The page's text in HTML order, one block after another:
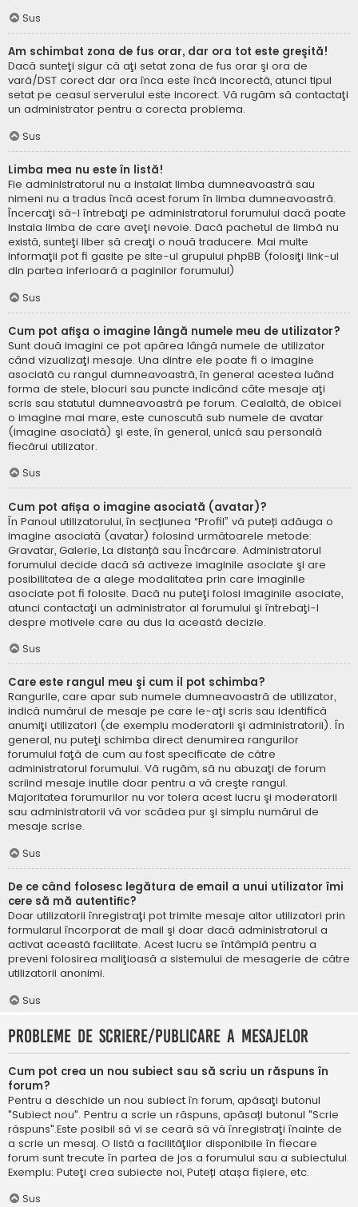
Sus
Am schimbat zona de fus orar, dar ora tot este greşită!
Dacă sunteţi sigur că aţi setat zona de fus orar şi ora de
vară/DST corect dar ora înca este încă incorectă, atunci tipul
setat pe ceasul serverului este incorect. Vă rugăm să contactaţi
un administrator pentru a corecta problema.
Sus
Limba mea nu este în listă!
Fie administratorul nu a instalat limba dumneavoastră sau
nimeni nu a tradus încă acest forum în limba dumneavoastră.
Încercaţi să-l întrebaţi pe administratorul forumului dacă poate
instala limba de care aveţi nevoie. Dacă pachetul de limbă nu
există, sunteţi liber să creaţi o nouă traducere. Mai multe
informaţii pot fi gasite pe site-ul grupului phpBB (folosiţi link-ul
din partea inferioară a paginilor forumului)
Sus
Cum pot afişa o imagine lângă numele meu de utilizator?
Sunt două imagini ce pot apărea lângă numele de utilizator
când vizualizaţi mesaje. Una dintre ele poate fi o imagine
asociată cu rangul dumneavoastră, în general acestea luând
forma de stele, blocuri sau puncte indicând câte mesaje aţi
scris sau statutul dumneavoastră pe forum. Cealaltă, de obicei
o imagine mai mare, este cunoscută sub numele de avatar
(imagine asociată) şi este, în general, unică sau personală
fiecărui utilizator.
Sus
Cum pot afișa o imagine asociată (avatar)?
În Panoul utilizatorului, în secțiunea “Profil” vă puteți adăuga o
imagine asociată (avatar) folosind următoarele metode:
Gravatar, Galerie, La distanță sau Încărcare. Administratorul
forumului decide dacă să activeze imaginile asociate şi are
posibilitatea de a alege modalitatea prin care imaginile
asociate pot fi folosite. Dacă nu puteţi folosi imaginile asociate,
atunci contactaţi un administrator al forumului şi întrebaţi-l
despre motivele care au dus la această decizie.
Sus
Care este rangul meu şi cum il pot schimba?
Rangurile, care apar sub numele dumneavoastră de utilizator,
indică numărul de mesaje pe care le-aţi scris sau identifică
anumiţi utilizatori (de exemplu moderatorii şi administratorii). În
general, nu puteţi schimba direct denumirea rangurilor
forumului faţă de cum au fost specificate de către
administratorul forumului. Vă rugăm, să nu abuzaţi de forum
scriind mesaje inutile doar pentru a vă creşte rangul.
Majoritatea forumurilor nu vor tolera acest lucru şi moderatorii
sau administratorii vă vor scădea pur şi simplu numărul de
mesaje scrise.
Sus
De ce când folosesc legătura de email a unui utilizator îmi
cere să mă autentific?
Doar utilizatorii înregistraţi pot trimite mesaje altor utilizatori prin
formularul încorporat de mail şi doar dacă administratorul a
activat această facilitate. Acest lucru se întâmplă pentru a
preveni folosirea maliţioasă a sistemului de mesagerie de către
utilizatorii anonimi.
Sus
Probleme de scriere/publicare a mesajelor
Cum pot crea un nou subiect sau să scriu un răspuns în
forum?
Pentru a deschide un nou subiect în forum, apăsaţi butonul
"Subiect nou". Pentru a scrie un răspuns, apăsați butonul "Scrie
răspuns".Este posibil să vi se ceară să vă înregistraţi înainte de
a scrie un mesaj. O listă a facilităţilor disponibile în fiecare
forum sunt trecute în partea de jos a forumului sau a subiectului.
Exemplu: Puteţi crea subiecte noi, Puteți atașa fișiere, etc.
Sus